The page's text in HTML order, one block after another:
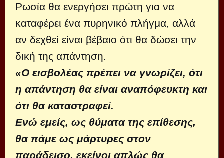
Ρωσία θα ενεργήσει πρώτη για να
καταφέρει ένα πυρηνικό πλήγμα, αλλά
αν δεχθεί είναι βέβαιο ότι θα δώσει την
δική της απάντηση.
«Ο εισβολέας πρέπει να γνωρίζει, ότι
η απάντηση θα είναι αναπόφευκτη και
ότι θα καταστραφεί.
Ενώ εμείς, ως θύματα της επίθεσης,
θα πάμε ως μάρτυρες στον
παράδεισο, εκείνοι απλώς θα